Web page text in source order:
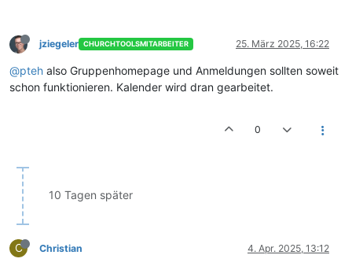
jziegeler CHURCHTOOLSMITARBEITER 25. März 2025, 16:22
@pteh also Gruppenhomepage und Anmeldungen sollten soweit
schon funktionieren. Kalender wird dran gearbeitet.
0
10 Tagen später
C Christian 4. Apr. 2025, 13:12